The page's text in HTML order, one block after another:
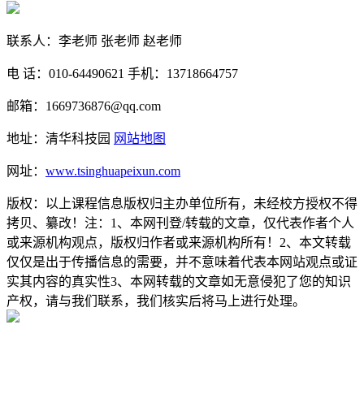
联系人：李老师 张老师 赵老师
电 话：010-64490621 手机：13718664757
邮箱：1669736876@qq.com
地址：清华科技园 网站地图
网址： www.tsinghuapeixun.com
版权：以上课程信息版权归主办单位所有，未经校方授权不得
拷贝、纂改！注：1、本网刊登/转载的文章，仅代表作者个人
或来源机构观点，版权归作者或来源机构所有！2、本文转载
仅仅是出于传播信息的需要，并不意味着代表本网站观点或证
实其内容的真实性3、本网转载的文章如无意侵犯了您的知识
产权，请与我们联系，我们核实后将马上进行处理。